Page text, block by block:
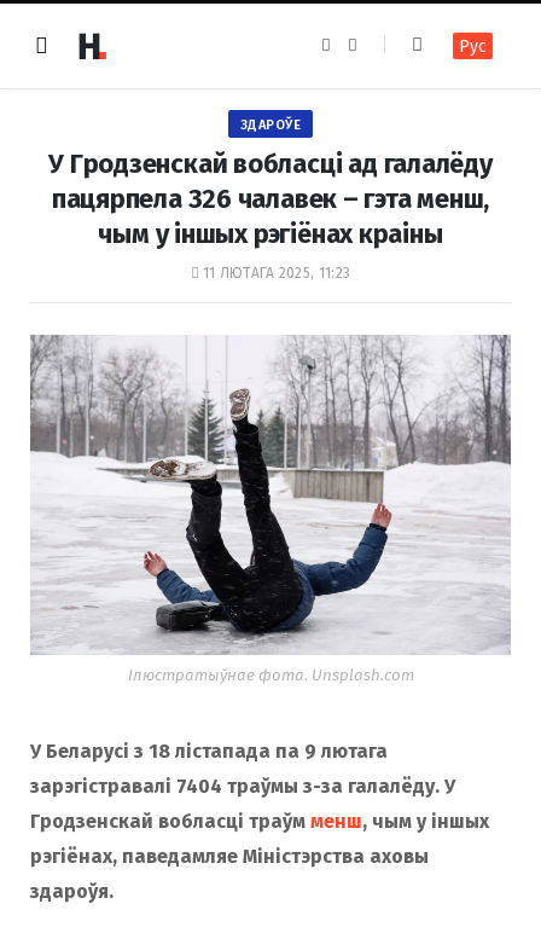
e
k
t
a
m
Рус
ЗДАРОЎЕ
У Гродзенскай вобласці ад галалёду
пацярпела 326 чалавек – гэта менш,
чым у іншых рэгіёнах краіны
11 ЛЮТАГА 2025, 11:23
Ілюстратыўнае фота. Unsplash.com
У Беларусі з 18 лістапада па 9 лютага
зарэгістравалі 7404 траўмы з-за галалёду. У
Гродзенскай вобласці траўм менш, чым у іншых
рэгіёнах, паведамляе Міністэрства аховы
здароўя.